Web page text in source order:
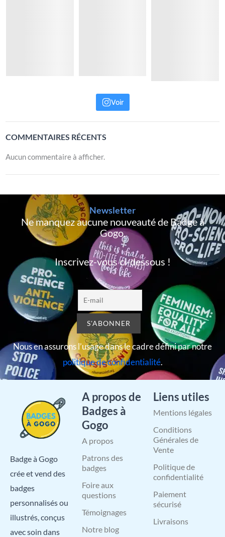
Voir
COMMENTAIRES RÉCENTS
Aucun commentaire à afficher.
Newsletter
Ne manquez aucune nouveauté de Badge à
Gogo,
Inscrivez-vous ci-dessous !
Nous en assurons l’usage dans le cadre défini par notre
politique de confidentialité.
Badge à Gogo
crée et vend des
badges
personnalisés ou
illustrés, conçus
avec soin dans
A propos de
Badges à
Gogo
A propos
Patrons des
badges
Foire aux
questions
Témoignages
Notre blog
Liens utiles
Mentions légales
Conditions
Générales de
Vente
Politique de
confidentialité
Paiement
sécurisé
Livraisons